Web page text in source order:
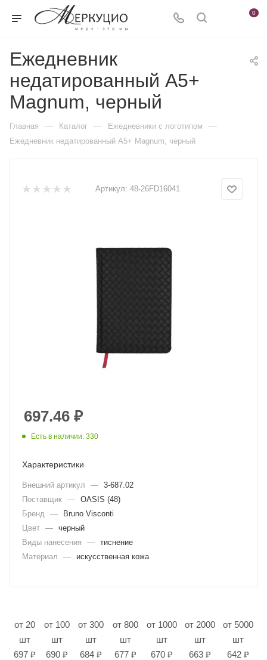
0
Ежедневник
недатированный А5+
Magnum, черный
Главная — Каталог — Ежедневники c логотипом —
Ежедневник недатированный А5+ Magnum, черный
Артикул: 48-26FD16041
697.46 ₽
Есть в наличии: 330
Характеристики
Внешний артикул — 3-687.02
Поставщик — OASIS (48)
Бренд
—
Bruno Visconti
Цвет — черный
Виды нанесения
— тиснение
Материал
— искусственная кожа
от 20
шт
697 ₽
от 100
шт
690 ₽
от 300
шт
684 ₽
от 800
шт
677 ₽
от 1000
шт
670 ₽
от 2000
шт
663 ₽
от 5000
шт
642 ₽